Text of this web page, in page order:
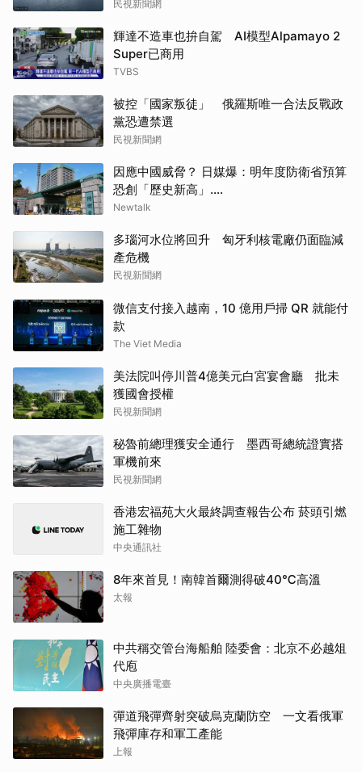
民視新聞網
輝達不造車也拚自駕 AI模型Alpamayo 2
Super已商用
TVBS
被控「國家叛徒」 俄羅斯唯一合法反戰政
黨恐遭禁選
民視新聞網
因應中國威脅？ 日媒爆：明年度防衛省預算
恐創「歷史新高」....
Newtalk
多瑙河水位將回升 匈牙利核電廠仍面臨減
產危機
民視新聞網
微信支付接入越南，10 億用戶掃 QR 就能付
款
The Viet Media
美法院叫停川普4億美元白宮宴會廳 批未
獲國會授權
民視新聞網
秘魯前總理獲安全通行 墨西哥總統證實搭
軍機前來
民視新聞網
香港宏福苑大火最終調查報告公布 菸頭引燃
施工雜物
中央通訊社
8年來首見！南韓首爾測得破40℃高溫
太報
中共稱交管台海船舶 陸委會：北京不必越俎
代庖
中央廣播電臺
彈道飛彈齊射突破烏克蘭防空 一文看俄軍
飛彈庫存和軍工產能
上報